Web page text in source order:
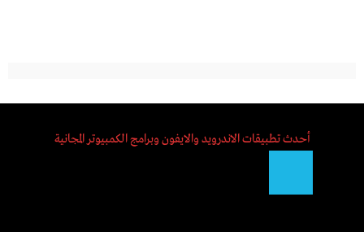
أحدث تطبيقات الاندرويد والايفون وبرامج الكمبيوتر المجانية